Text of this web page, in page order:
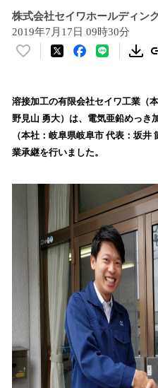
株式会社セイワホールディン
2019年7月17日 09時30分
い
！
数
を
読
溶接加工の有限会社セイワ工業（
野見山 勇大）は、電気亜鉛めっき
（本社：岐阜県岐阜市 代表：坂
業承継を行いました。